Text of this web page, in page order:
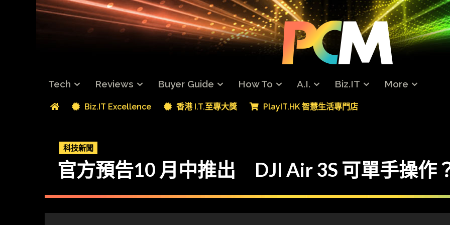
Tech Reviews Buyer Guide How To A.I. Biz.IT More
Biz.IT Excellence 香港 I.T.至專大獎 PlayIT.HK 智慧生活專門店
科技新聞
官方預告10 月中推出 DJI Air 3S 可單手操作